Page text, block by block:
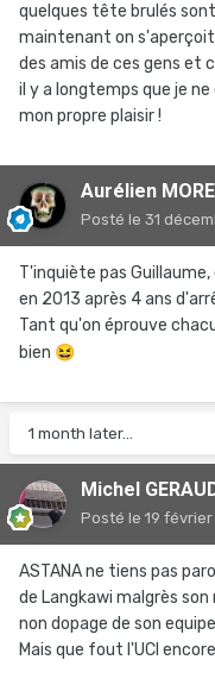
quelques tête brulés
maintenant on
des amis de ces gens et
il y a longtemps que je
mon propre plaisir !
Aurélien
Posté le 31
T'inquiète pas
en 2013 après 4 ans
Tant qu'on éprouve
bien 😆
1 month later...
Michel
Posté le 19 février
ASTANA ne tiens pas
de Langkawi malgrès
non dopage de son
Mais que fout l'UCI